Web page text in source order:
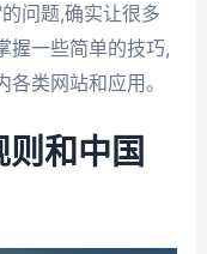
问题,确实让很多
握一些简单的技巧,
类网站和应用。
和中国